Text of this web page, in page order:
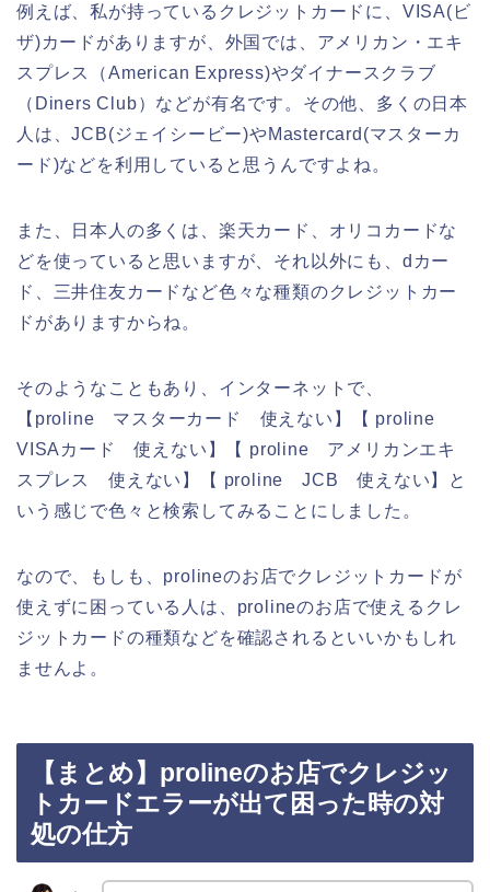
例えば、私が持っているクレジットカードに、VISA(ビ
ザ)カードがありますが、外国では、アメリカン・エキ
スプレス（American Express)やダイナースクラブ
（Diners Club）などが有名です。その他、多くの日本
人は、JCB(ジェイシービー)やMastercard(マスターカ
ード)などを利用していると思うんですよね。
また、日本人の多くは、楽天カード、オリコカードな
どを使っていると思いますが、それ以外にも、dカー
ド、三井住友カードなど色々な種類のクレジットカー
ドがありますからね。
そのようなこともあり、インターネットで、
【proline マスターカード 使えない】【 proline
VISAカード 使えない】【 proline アメリカンエキ
スプレス 使えない】【 proline JCB 使えない】と
いう感じで色々と検索してみることにしました。
なので、もしも、prolineのお店でクレジットカードが
使えずに困っている人は、prolineのお店で使えるクレ
ジットカードの種類などを確認されるといいかもしれ
ませんよ。
【まとめ】prolineのお店でクレジッ
トカードエラーが出て困った時の対
処の仕方